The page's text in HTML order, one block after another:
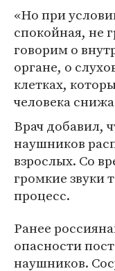
«Но при
спокойная, не
говорим о
органе, о
клетках,
человека
Врач добавил,
наушников
взрослых. Со
громкие звуки
процесс.
Ранее
опасности
наушников.